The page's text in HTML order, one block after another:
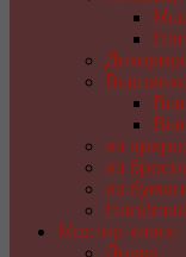
Вышивка
из
из
из
Мастер-класс
Лепка